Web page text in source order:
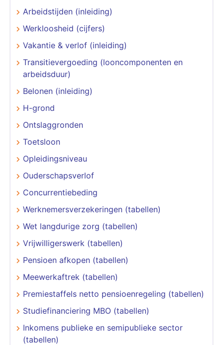
Arbeidstijden (inleiding)
Werkloosheid (cijfers)
Vakantie & verlof (inleiding)
Transitievergoeding (looncomponenten en
arbeidsduur)
Belonen (inleiding)
H-grond
Ontslaggronden
Toetsloon
Opleidingsniveau
Ouderschapsverlof
Concurrentiebeding
Werknemersverzekeringen (tabellen)
Wet langdurige zorg (tabellen)
Vrijwilligerswerk (tabellen)
Pensioen afkopen (tabellen)
Meewerkaftrek (tabellen)
Premiestaffels netto pensioenregeling (tabellen)
Studiefinanciering MBO (tabellen)
Inkomens publieke en semipublieke sector
(tabellen)